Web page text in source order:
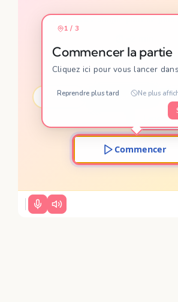
Un exercice simple pour ne plus
Français 6ème CE2 CM1
Facile ⚡Moyen ×1.5
Commencer
Lancez
1 / 3
Commencer la partie
Cliquez ici pour vous lancer
Reprendre plus tard Ne plus